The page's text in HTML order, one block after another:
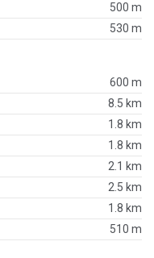
500 m
530 m
600 m
8.5 km
1.8 km
1.8 km
2.1 km
2.5 km
1.8 km
510 m